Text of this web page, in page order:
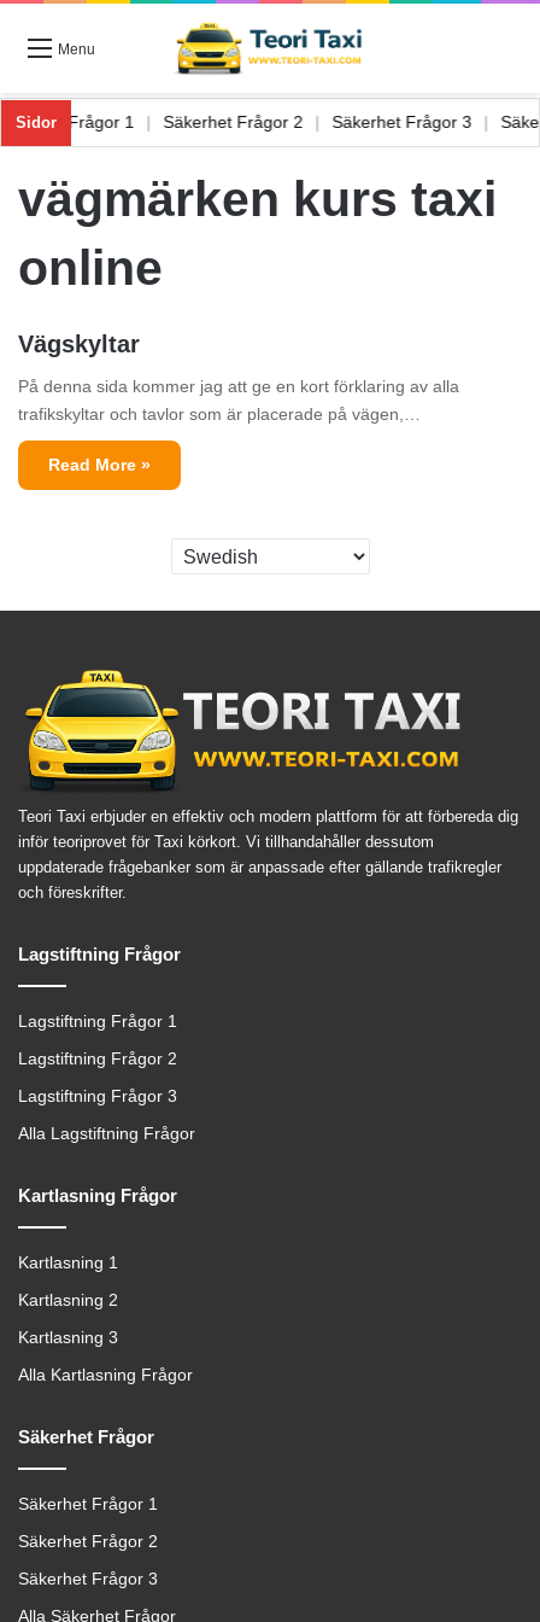
Menu
Sidor
Säkerhet Frågor 1 Säkerhet Frågor 2 Säkerhet Frågor 3
vägmärken kurs taxi
online
Vägskyltar
På denna sida kommer jag att ge en kort förklaring av alla
trafikskyltar och tavlor som är placerade på vägen,…
Read More »
Teori Taxi erbjuder en effektiv och modern plattform för att förbereda dig
inför teoriprovet för Taxi körkort. Vi tillhandahåller dessutom
uppdaterade frågebanker som är anpassade efter gällande trafikregler
och föreskrifter.
Lagstiftning Frågor
Lagstiftning Frågor 1
Lagstiftning Frågor 2
Lagstiftning Frågor 3
Alla Lagstiftning Frågor
Kartlasning Frågor
Kartlasning 1
Kartlasning 2
Kartlasning 3
Alla Kartlasning Frågor
Säkerhet Frågor
Säkerhet Frågor 1
Säkerhet Frågor 2
Säkerhet Frågor 3
Alla Säkerhet Frågor